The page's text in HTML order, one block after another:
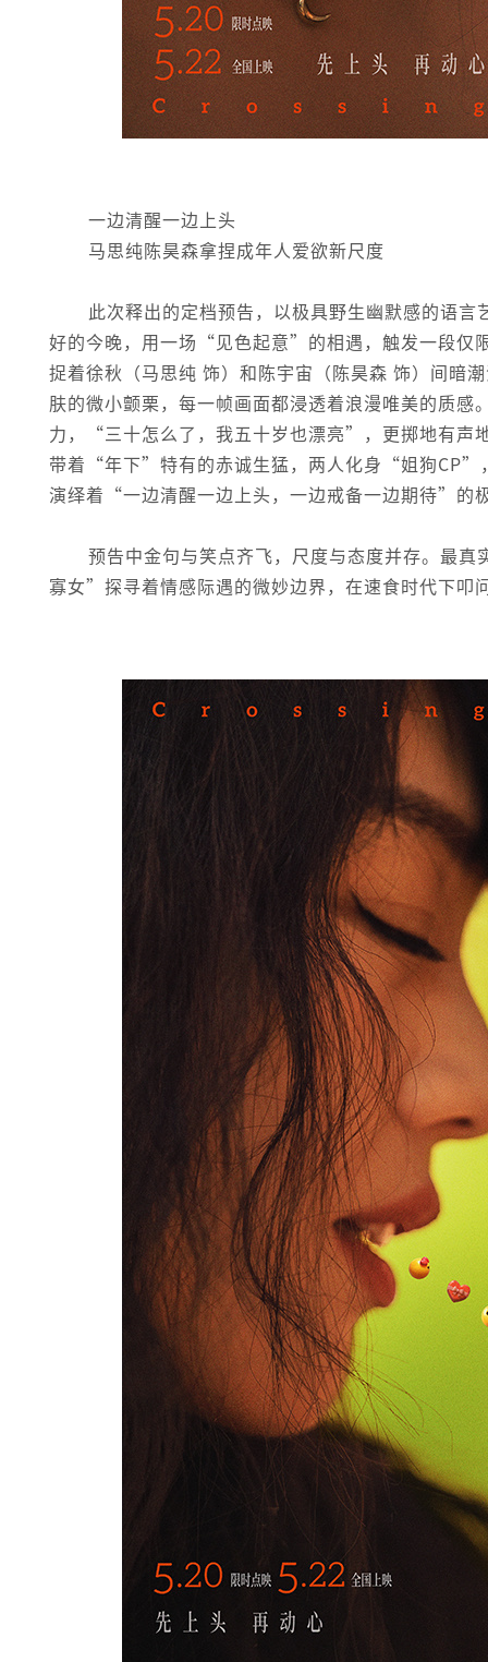
一边清醒一边上头
马思纯陈昊森拿捏成年人爱欲新尺度
此次释出的定档预告，以极具野生幽默感的语
好的今晚，用一场“见色起意”的相遇，触发一段仅
捉着徐秋（马思纯 饰）和陈宇宙（陈昊森 饰）间暗
肤的微小颤栗，每一帧画面都浸透着浪漫唯美的质
力，“三十怎么了，我五十岁也漂亮”，更掷地有声
带着“年下”特有的赤诚生猛，两人化身“姐狗CP”
演绎着“一边清醒一边上头，一边戒备一边期待”的
预告中金句与笑点齐飞，尺度与态度并存。最
寡女”探寻着情感际遇的微妙边界，在速食时代下叩